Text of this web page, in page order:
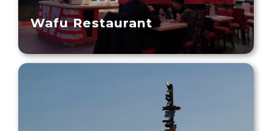
Wafu Restaurant